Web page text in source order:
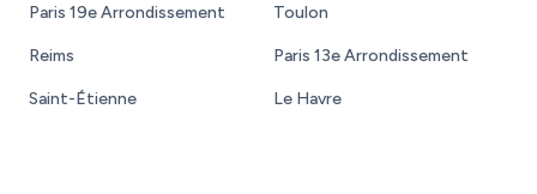
Paris 19e Arrondissement Toulon
Reims Paris 13e Arrondissement
Saint-Étienne Le Havre